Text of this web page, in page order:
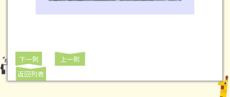
下一則
上一則
返回列表